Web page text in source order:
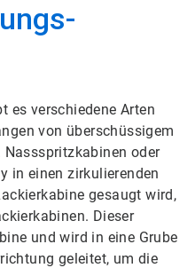
es verschiedene Arten
von überschüssigem
oder
in einen zirkulierenden
gesaugt wird,
Dieser
und wird in eine Grube
geleitet, um die